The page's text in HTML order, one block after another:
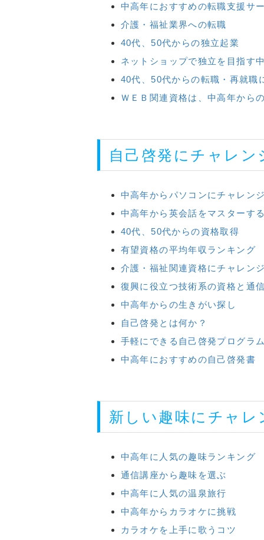
中高年におすすめの転職支援サ
介護・福祉業界への転職
40代、50代からの独立起業
ネットショップで独立を目指す
40代、50代からの転職・再就職
ＷＥＢ関連資格は、中高年から
自己啓発にチャレン
中高年からパソコンにチャレンジ
中高年から英会話をマスターする
40代、50代からの資格取得
有望資格の平均年収ランキング
介護・福祉関連資格にチャレンジ
復興に役立つ技術系の資格と通
中高年からの生きがい探し
自己啓発とは何か？
手軽にできる自己啓発プログラム
中高年におすすめの自己啓発書
新しい趣味にチャレ
中高年に人気の趣味ランキング
通信講座から趣味を選ぶ
中高年に人気の温泉旅行
中高年からカラオケに挑戦
カラオケを上手に歌うコツ